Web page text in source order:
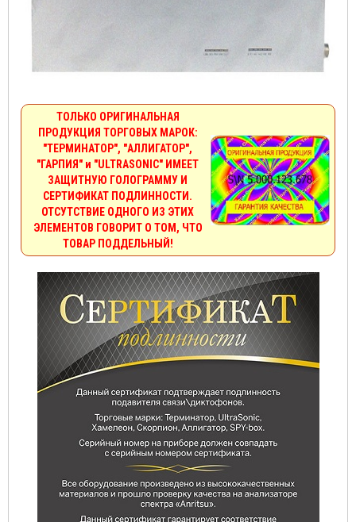
ТОЛЬКО ОРИГИНАЛЬНАЯ
ПРОДУКЦИЯ ТОРГОВЫХ МАРОК:
"ТЕРМИНАТОР", "АЛЛИГАТОР",
"ГАРПИЯ" и "ULTRASONIC" ИМЕЕТ
ЗАЩИТНУЮ ГОЛОГРАММУ И
СЕРТИФИКАТ ПОДЛИННОСТИ.
ОТСУТСТВИЕ ОДНОГО ИЗ ЭТИХ
ЭЛЕМЕНТОВ ГОВОРИТ О ТОМ, ЧТО
ТОВАР ПОДДЕЛЬНЫЙ!